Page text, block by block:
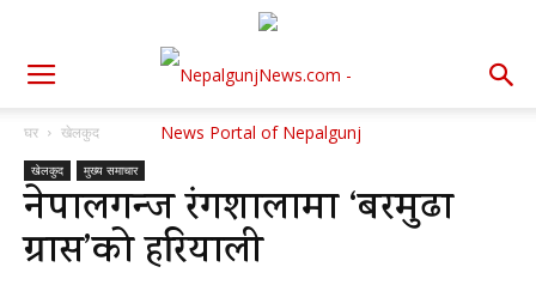
घर खेलकुद
खेलकुद मुख्य समाचार
नेपालगन्ज रंगशालामा ‘बरमुढा
ग्रास’को हरियाली